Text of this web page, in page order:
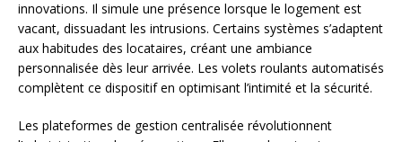
innovations. Il simule une présence lorsque le logement est
vacant, dissuadant les intrusions. Certains systèmes s’adaptent
aux habitudes des locataires, créant une ambiance
personnalisée dès leur arrivée. Les volets roulants automatisés
complètent ce dispositif en optimisant l’intimité et la sécurité.
Les plateformes de gestion centralisée révolutionnent